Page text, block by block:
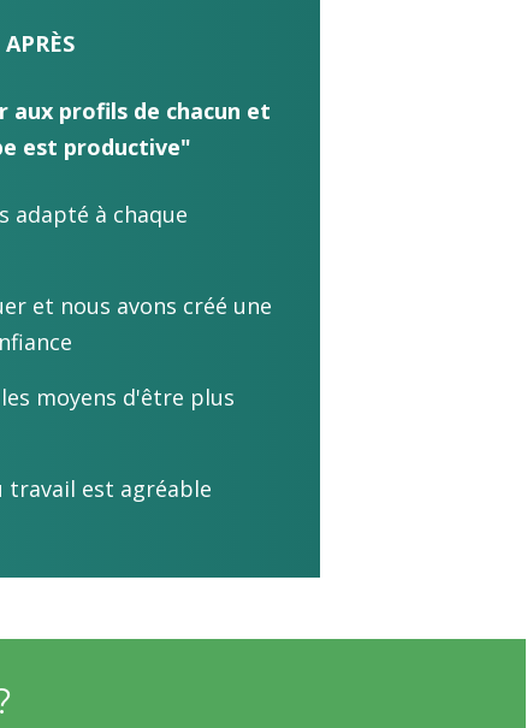
APRÈS
aux profils de chacun et
est productive"
adapté à chaque
et nous avons créé une
moyens d'être plus
travail est agréable